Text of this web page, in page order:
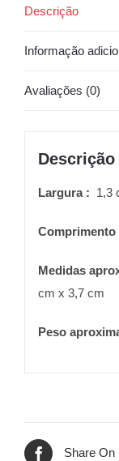
Descrição
Informação
Avaliações (0)
Descrição
Largura: 1,3
Comprimento
Medidas
cm x 3,7 cm
Peso
Share On